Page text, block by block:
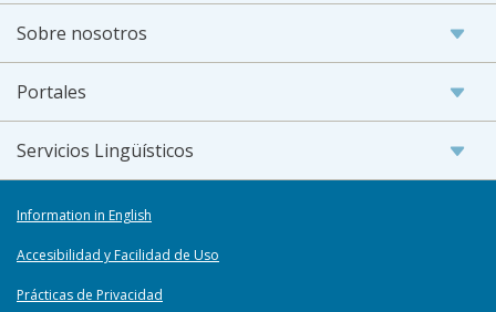
Sobre nosotros
Portales
Servicios Lingüísticos
Information in English
Accesibilidad y Facilidad de Uso
Prácticas de Privacidad